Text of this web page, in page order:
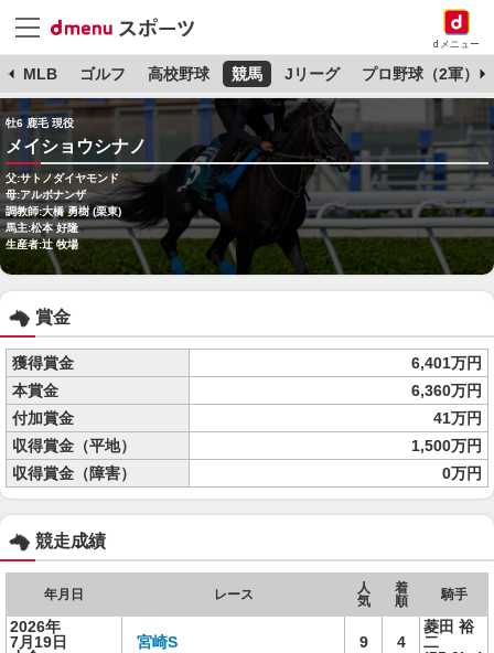
dメニュー
MLB ゴルフ 高校野球 競馬 Jリーグ プロ野球（2軍）
牡6 鹿毛 現役
メイショウシナノ
父:サトノダイヤモンド
母:アルボナンザ
調教師:大橋 勇樹 (栗東)
馬主:松本 好隆
生産者:辻 牧場
賞金
獲得賞金
6,401万円
本賞金
6,360万円
付加賞金
41万円
収得賞金（平地）
1,500万円
収得賞金（障害）
0万円
競走成績
年月日 レース
人
気
着
順
騎手
2026年
7月19日
宮崎S 9 4
菱田 裕
二